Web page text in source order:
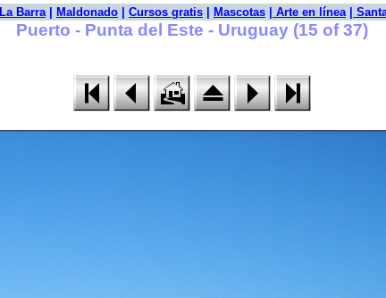
La Barra| Maldonado Cursos gratis Mascotas Arte en línea|
Puerto - Punta del Este - Uruguay (15 of 37)